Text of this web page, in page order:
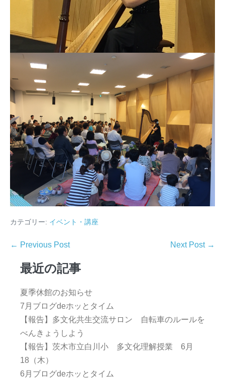
カテゴリー: イベント・講座
← Previous Post Next Post →
最近の記事
夏季休館のお知らせ
7月ブログdeホッとタイム
【報告】多文化共生交流サロン 自転車のルールを
べんきょうしよう
【報告】茨木市立白川小 多文化理解授業 6月
18（木）
6月ブログdeホッとタイム